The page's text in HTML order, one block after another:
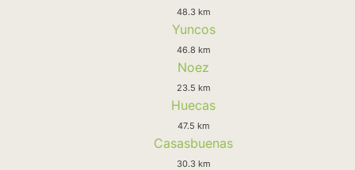
48.3 km
Yuncos
46.8 km
Noez
23.5 km
Huecas
47.5 km
Casasbuenas
30.3 km